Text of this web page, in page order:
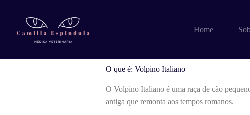
conteúdo
Home
O que é: Volpino
O que é: Volpino Italiano
O Volpino Italiano é uma raça de cão
antiga que remonta aos tempos romanos.